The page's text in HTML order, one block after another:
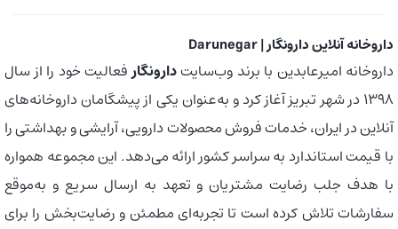
داروخانه آنلاین دارونگار | Darunegar
داروخانه امیرعابدین با برند وب‌سایتدارونگارفعالیت خود را از سال
1398 در شهر تبریز آغاز کرد و به‌عنوان یکی از پیشگامان داروخانه‌های
آنلاین در ایران، خدمات فروش محصولات دارویی، آرایشی و بهداشتی را
با قیمت استاندارد به سراسر کشور ارائه می‌دهد. این مجموعه همواره
با هدف جلب رضایت مشتریان و تعهد به ارسال سریع و به‌موقع
سفارشات تلاش کرده است تا تجربه‌ای مطمئن و رضایت‌بخش را برای